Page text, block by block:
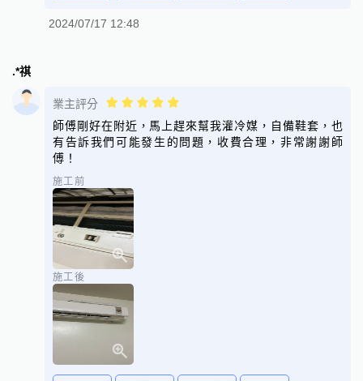
2024/07/17 12:48
.*祺
業主評分
師傅剛好在附近，馬上趕來幫我灌冷媒，自備鞋套，也
有告訴我們可能發生的問題，收費合理，非常謝謝師
傅！
施工前
施工後